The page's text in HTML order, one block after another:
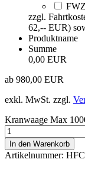
zzgl.
62,-- EUR)
Produktname
Summe
0,00 EUR
ab 980,00 EUR
exkl. MwSt. zzgl.
Kranwaage Max
In den Warenkorb
Artikelnummer: